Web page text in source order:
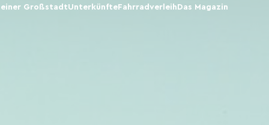
einer GroßstadtUnterkünfte Fahrradverleih Das Magazin